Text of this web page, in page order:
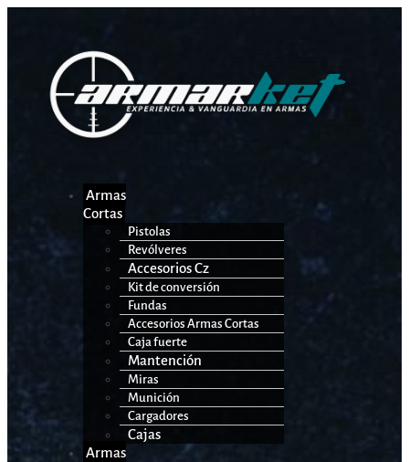
Armas
Cortas
Pistolas
Revólveres
Accesorios Cz
Kit de conversión
Fundas
Accesorios Armas Cortas
Caja fuerte
Mantención
Miras
Munición
Cargadores
Cajas
Armas